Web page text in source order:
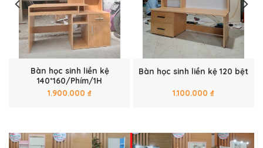
Bàn học sinh liền kệ
140*160/Phím/1H
1.900.000 ₫
Bàn học sinh liền kệ 120 bệt
1.100.000 ₫